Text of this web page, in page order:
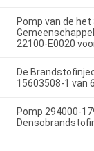
Pomp van de
22100-E0020
De
15603508-1 van
Pomp 294000-